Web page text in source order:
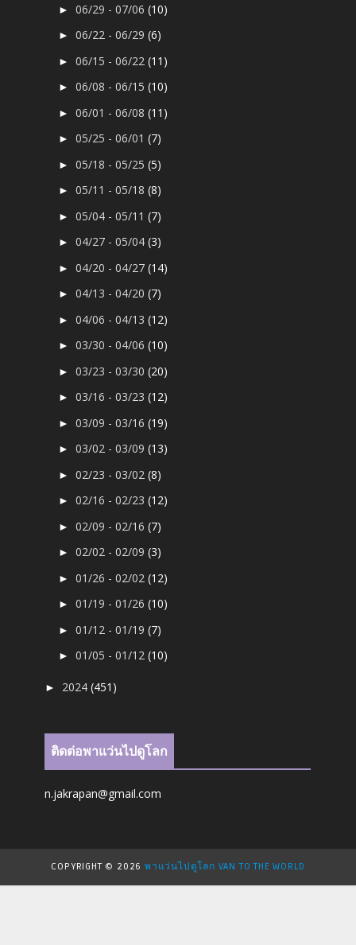
►06/29 - 07/06(10)
►06/22 - 06/29(6)
►06/15 - 06/22(11)
►06/08 - 06/15(10)
►06/01 - 06/08(11)
►05/25 - 06/01(7)
►05/18 - 05/25(5)
►05/11 - 05/18(8)
►05/04 - 05/11(7)
►04/27 - 05/04(3)
►04/20 - 04/27(14)
►04/13 - 04/20(7)
►04/06 - 04/13(12)
►03/30 - 04/06(10)
►03/23 - 03/30(20)
►03/16 - 03/23(12)
►03/09 - 03/16(19)
►03/02 - 03/09(13)
►02/23 - 03/02(8)
►02/16 - 02/23(12)
►02/09 - 02/16(7)
►02/02 - 02/09(3)
►01/26 - 02/02(12)
►01/19 - 01/26(10)
►01/12 - 01/19(7)
►01/05 - 01/12(10)
► 2024(451)
ติดต่อพาแว่นไปดูโลก
n.jakrapan@gmail.com
COPYRIGHT © 2026พาแว่นไปดูโลก VAN TO THE WORLD